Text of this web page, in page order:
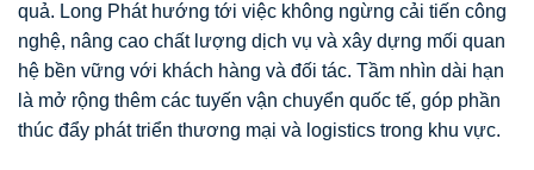
quả. Long Phát hướng tới việc không ngừng cải tiến công
nghệ, nâng cao chất lượng dịch vụ và xây dựng mối quan
hệ bền vững với khách hàng và đối tác. Tầm nhìn dài hạn
là mở rộng thêm các tuyến vận chuyển quốc tế, góp phần
thúc đẩy phát triển thương mại và logistics trong khu vực.